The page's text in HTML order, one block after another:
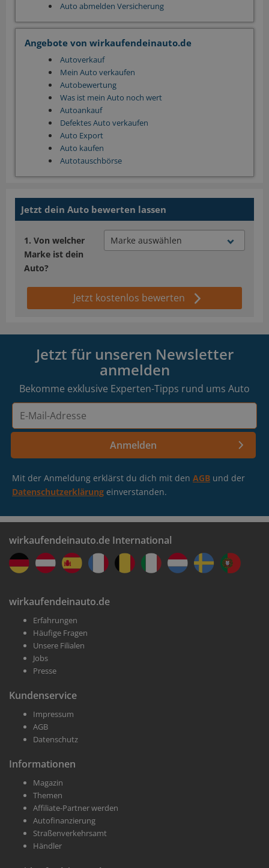
Auto abmelden Versicherung
Angebote von wirkaufendeinauto.de
Autoverkauf
Mein Auto verkaufen
Autobewertung
Was ist mein Auto noch wert
Autoankauf
Defektes Auto verkaufen
Auto Export
Auto kaufen
Autotauschbörse
Jetzt dein Auto bewerten lassen
Von welcher
Marke ist dein
Auto?
Jetzt kostenlos bewerten
Jetzt für unseren Newsletter
anmelden
Bekomme exklusive Experten-Tipps rund ums Auto
Adresse
Anmelden
Mit der Anmeldung erklärst du dich mit den AGB und der
Datenschutzerklärung einverstanden.
wirkaufendeinauto.de International
wirkaufendeinauto.de
Erfahrungen
Häufige Fragen
Unsere Filialen
Jobs
Presse
Kundenservice
Impressum
AGB
Datenschutz
Informationen
Magazin
Themen
Affiliate-Partner werden
Autofinanzierung
Straßenverkehrsamt
Händler